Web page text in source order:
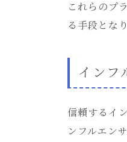
これらのプ
る手段となり
インフ
信頼するイ
ンフルエン